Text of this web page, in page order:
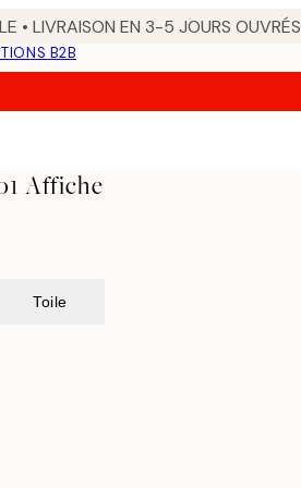
• LIVRAISON EN 3-5 JOURS OUVRÉS
B2B
Affiche
Toile